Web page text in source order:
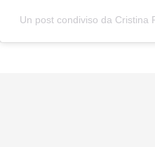
Un post condiviso da Cristina